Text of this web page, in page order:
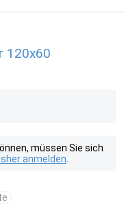
120x60
müssen Sie sich
anmelden